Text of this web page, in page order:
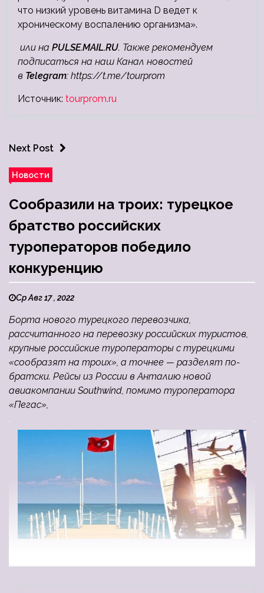
что низкий уровень витамина D ведет к
хроническому воспалению организма».
или на PULSE.MAIL.RU. Также рекомендуем
подписаться на наш Канал новостей
в Telegram: https://t.me/tourprom
Источник: tourprom.ru
Next Post
Новости
Сообразили на троих: турецкое
братство российских
туроператоров победило
конкуренцию
Ср Авг 17 , 2022
Борта нового турецкого перевозчика,
рассчитанного на перевозку российских туристов,
крупные российские туроператоры с турецкими
«сообразят на троих», а точнее — разделят по-
братски. Рейсы из России в Анталию новой
авиакомпании Southwind, помимо туроператора
«Пегас»,